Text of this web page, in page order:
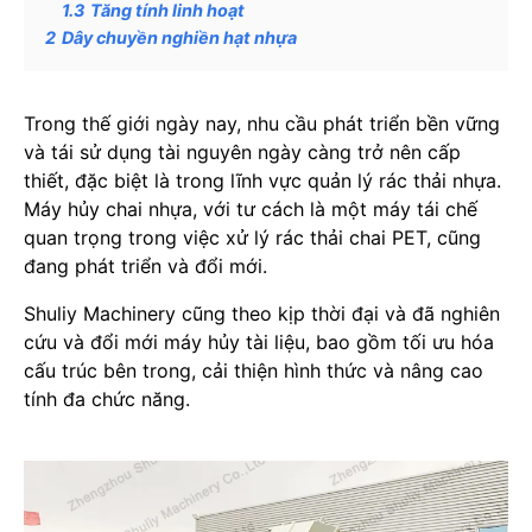
1.3 Tăng tính linh hoạt
2 Dây chuyền nghiền hạt nhựa
Trong thế giới ngày nay, nhu cầu phát triển bền vững
và tái sử dụng tài nguyên ngày càng trở nên cấp
thiết, đặc biệt là trong lĩnh vực quản lý rác thải nhựa.
Máy hủy chai nhựa, với tư cách là một máy tái chế
quan trọng trong việc xử lý rác thải chai PET, cũng
đang phát triển và đổi mới.
Shuliy Machinery cũng theo kịp thời đại và đã nghiên
cứu và đổi mới máy hủy tài liệu, bao gồm tối ưu hóa
cấu trúc bên trong, cải thiện hình thức và nâng cao
tính đa chức năng.